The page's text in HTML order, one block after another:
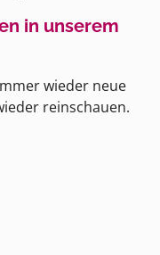
in unserem
wieder neue
reinschauen.